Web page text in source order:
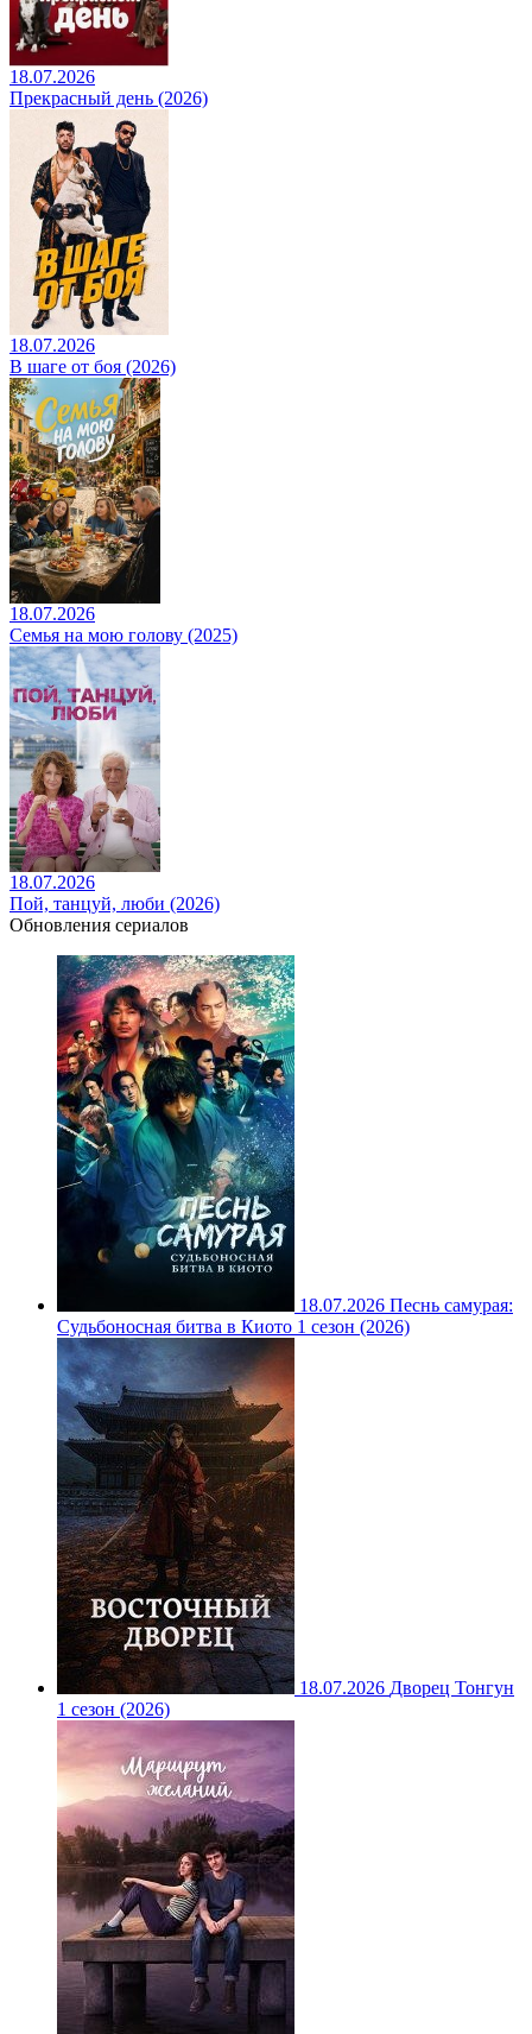
18.07.2026
Прекрасный день (2026)
18.07.2026
В шаге от боя (2026)
18.07.2026
Семья на мою голову (2025)
18.07.2026
Пой, танцуй, люби (2026)
Обновления сериалов
18.07.2026 Песнь самурая:
Судьбоносная битва в Киото 1 сезон (2026)
18.07.2026 Дворец Тонгун
1 сезон (2026)